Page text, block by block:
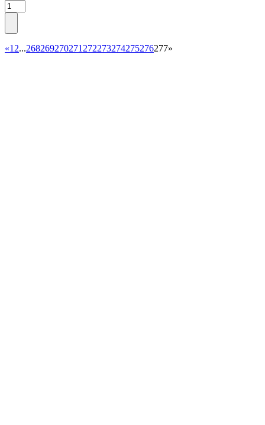
«1 2...268269270271 272273274275276277»